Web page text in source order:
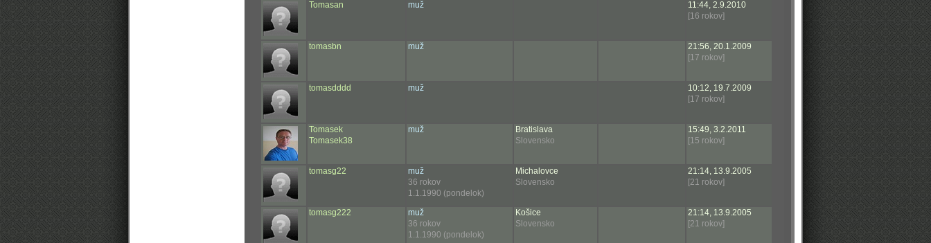
Tomasan muž
11:44, 2.9.2010
[16 rokov]
tomasbn muž
21:56, 20.1.2009
[17 rokov]
tomasdddd muž
10:12, 19.7.2009
[17 rokov]
Tomasek
Tomasek38
muž
Bratislava
Slovensko
15:49, 3.2.2011
[15 rokov]
tomasg22
muž
36 rokov
1.1.1990 (pondelok)
Michalovce
Slovensko
21:14, 13.9.2005
[21 rokov]
tomasg222
muž
36 rokov
1.1.1990 (pondelok)
Košice
Slovensko
21:14, 13.9.2005
[21 rokov]